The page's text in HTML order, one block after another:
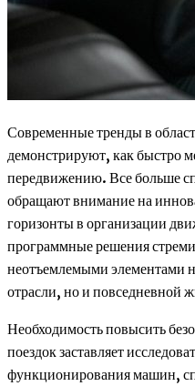
Современные тренды в
демонстрируют, как быстро
передвижению. Все больше
обращают внимание на
горизонты в организации
программные решения
неотъемлемыми элементами
отрасли, но и повседневной
Необходимость повысить
поездок заставляет
функционирования машин,